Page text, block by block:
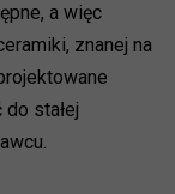
a więc
znanej na
stałej